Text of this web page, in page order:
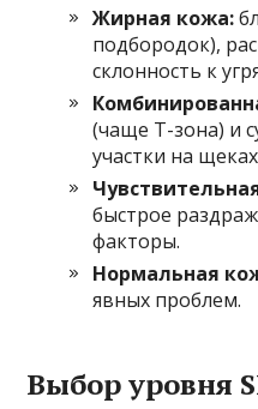
Жирная кожа:
подбородок),
склонность к
(чаще Т-зона) и
участки на
быстрое
факторы.
Нормальная
явных проблем.
Выбор уровня